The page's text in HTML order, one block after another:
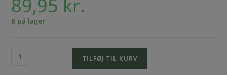
89,95 kr.
8 på lager
TILFØJ TIL KURV